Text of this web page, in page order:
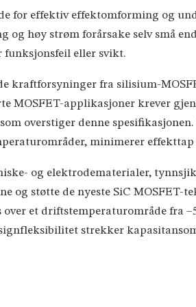
for effektiv effektomforming og
og høy strøm forårsake selv små
funksjonsfeil eller svikt.
kraftforsyninger fra silisium-
MOSFET-applikasjoner krever
overstiger denne
minimerer
og elektrodematerialer,
og støtte de nyeste SiC
et driftstemperaturområde fra
strekker